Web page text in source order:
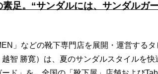
足。“サンダルには、サンダルガ
」などの靴下専門店を展開・運営するタ
智 勝寛）は、夏のサンダルスタイルを快